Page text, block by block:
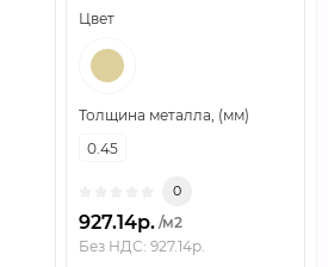
Цвет
Толщина металла, (мм)
0.45
0
927.14р. /м2
Без НДС: 927.14р.